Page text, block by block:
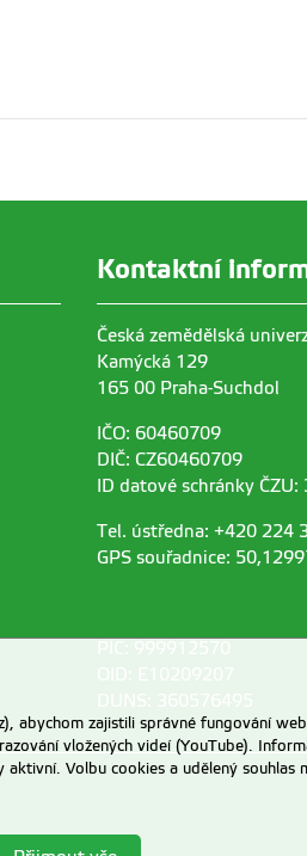
Kontaktní
Česká zemědělská
Kamýcká 129
165 00 Praha-Suchdol
IČO: 60460709
DIČ: CZ60460709
ID datové schránky ČZU:
Tel. ústředna: +420 224
GPS souřadnice:
abychom zajistili správné fungování
vložených videí (YouTube).
Volbu cookies a udělený